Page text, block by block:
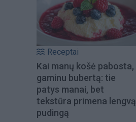
Receptai
Kai manų košė pabosta,
gaminu bubertą: tie
patys manai, bet
tekstūra primena lengvą
pudingą